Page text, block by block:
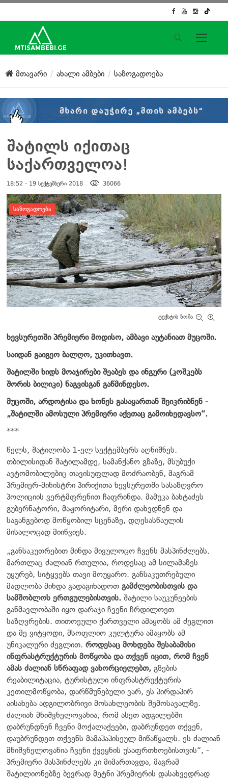
საიტის მენიუ
მთავარი
ქართული საქმე
კონტაქტი
სოციალური ქსელები
მთავარი ახალი ამბები საზოგადოება
შატილს იქითაც
საქართველოა!
18:52 - 19 სექტემბერი 2018 36066
დატოვე კომენტარი
ᲡᲐᲖᲝᲒᲐᲓᲝᲔᲑᲐ
ტექსტის ზომა
ხევსურეთში პრემიერი მოდისო, ამბავი აუტანიათ მუცოში.
საიდან გაიგეო ბალღო, უკითხავთ.
შატილში ხიდს მოაჯირები შეაბეს და ინგური (კოშკებს
შორის ბილიკი) ნაგვისგან გაწმინდესო.
მუცოში, არდოტისა და ხონეს გასაყართან შეიკრიბნენ -
„შატილში ამოსული პრემიერი აქეთაც გამოიხედავსო“.
***
წელს, შატილობა 1-ელ სექტემბერს აღნიშნეს.
თბილისიდან შატილამდე, სამანქანო გზაზე, მსუბუქი
ავტომობილებიც თავისუფლად მოძრაობენ, მაგრამ
პრემიერ-მინისტრი პირიქითა ხევსურეთში სასაზღვრო
პოლიციის ვერტმფრენით ჩაფრინდა. მამუკა ბახტაძეს
გუბერნატორი, მაჟორიტარი, მერი დახვდნენ და
საგანგებოდ მოწყობილ სცენაზე, დღესასწაულის
მისალოცად მიიწვიეს.
„განსაკუთრებით მინდა მივულოცო ჩვენს მასპინძლებს.
მართლაც ძალიან რთულია, როდესაც ამ სილამაზეს
უყურებ, სიტყვებს თავი მოუყარო. განსაკუთრებული
მადლობა მინდა გადაგიხადოთ გამძლეობისთვის და
სამშობლოს ერთგულებისთვის. შატილი საუკუნეების
განმავლობაში იყო დარაჯი ჩვენი ჩრდილოეთ
საზღვრების. თითოეული ქართველი ამაყობს ამ ძეგლით
და მე ვიტყოდი, მსოფლიო კულტურა ამაყობს ამ
უნიკალური ძეგლით. როდესაც მოხდება შესაბამისი
ინფრასტრუქტურის მოწყობა და თქვენ იცით, რომ ჩვენ
ამას ძალიან სწრაფად ვახორციელებთ, გზების
რეაბილიტაცია, ტურისტული ინფრასტრუქტურის
კეთილმოწყობა, დარწმუნებული ვარ, ეს პირდაპირ
აისახება ადგილობრივი მოსახლეობის შემოსავალზე.
ძალიან მნიშვნელოვანია, რომ ასეთ ადგილებში
დაბრუნდნენ ჩვენი მოქალაქეები, დაბრუნდეთ თქვენ,
დაუბრუნდეთ თქვენს მამაპაპისეულ მიწაწყალს. ეს ძალიან
მნიშვნელოვანია ჩვენი ქვეყნის უსაფრთხოებისთვის“, -
პრემიერი მასპინძლებს კი მიმართავდა, მაგრამ
შატილიონებზე ბევრად მეტნი პრემიერის დასახვედრად